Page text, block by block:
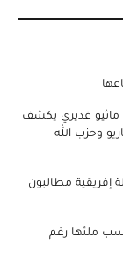
غديري يكشف
وحزب الله
للولايات المتحدة: مواطنو 30 دولة إفريقية مطالبون
ملئها رغم